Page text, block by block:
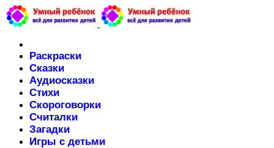
Раскраски
Сказки
Аудиосказки
Стихи
Скороговорки
Считалки
Загадки
Игры с детьми